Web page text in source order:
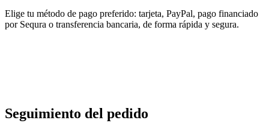
Elige tu método de pago preferido: tarjeta, PayPal, pago financiado
por Sequra o transferencia bancaria, de forma rápida y segura.
Seguimiento del pedido